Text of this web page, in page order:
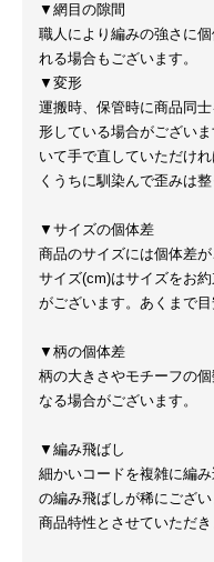
▼網目の隙間
職人により編みの強さに
れる場合もございます。
▼変形
運搬時、保管時に商品同
形している場合がござい
いて手で直していただけ
くうちに馴染んで歪みは整
▼サイズの個体差
商品のサイズには個体差
サイズ(cm)はサイズをお
がございます。あくまで目
▼柄の個体差
柄の大きさやモチーフの
なる場合がございます。
▼編み飛ばし
細かいコードを複雑に編
の編み飛ばしが稀にござ
商品特性とさせていただき